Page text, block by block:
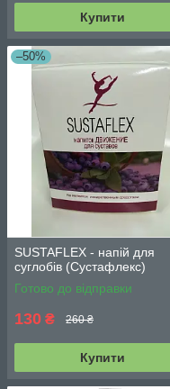
Купити
–50%
SUSTAFLEX - напій для
суглобів (Сустафлекс)
Готово до відправки
130 ₴ 260 ₴
Купити